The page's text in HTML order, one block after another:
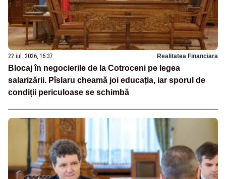
22 iul. 2026, 16:37 Realitatea Financiara
Blocaj în negocierile de la Cotroceni pe legea
salarizării. Pîslaru cheamă joi educația, iar sporul de
condiții periculoase se schimbă